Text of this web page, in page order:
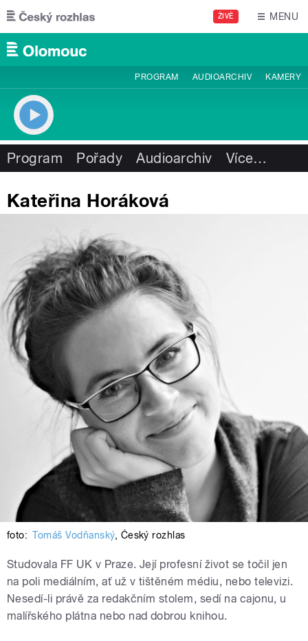
Přejít k hlavnímu obsahu
ŽIVĚ MENU
PROGRAM AUDIOARCHIV KAMERY
Program Pořady Audioarchiv Více…
Kateřina Horáková
foto: Tomáš Vodňanský, Český rozhlas
Studovala FF UK v Praze. Její profesní život se točil jen
na poli mediálním, ať už v tištěném médiu, nebo televizi.
Nesedí-li právě za redakčním stolem, sedí na cajonu, u
malířského plátna nebo nad dobrou knihou.